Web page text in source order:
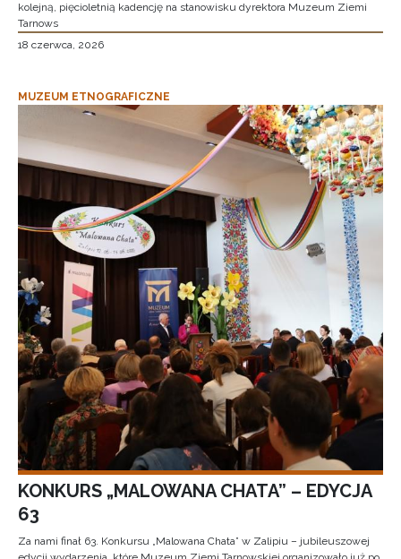
kolejną, pięcioletnią kadencję na stanowisku dyrektora Muzeum Ziemi
Tarnows
18 czerwca, 2026
MUZEUM ETNOGRAFICZNE
KONKURS „MALOWANA CHATA” – EDYCJA
63
Za nami finał 63. Konkursu „Malowana Chata” w Zalipiu – jubileuszowej